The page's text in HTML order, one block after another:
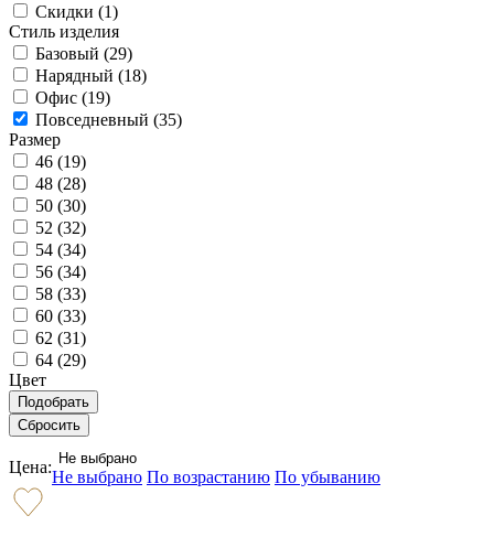
Скидки (1)
Стиль изделия
Базовый (29)
Нарядный (18)
Офис (19)
Повседневный (35)
Размер
46 (19)
48 (28)
50 (30)
52 (32)
54 (34)
56 (34)
58 (33)
60 (33)
62 (31)
64 (29)
Цвет
Цена: Не выбрано
Не выбрано По возрастанию По убыванию